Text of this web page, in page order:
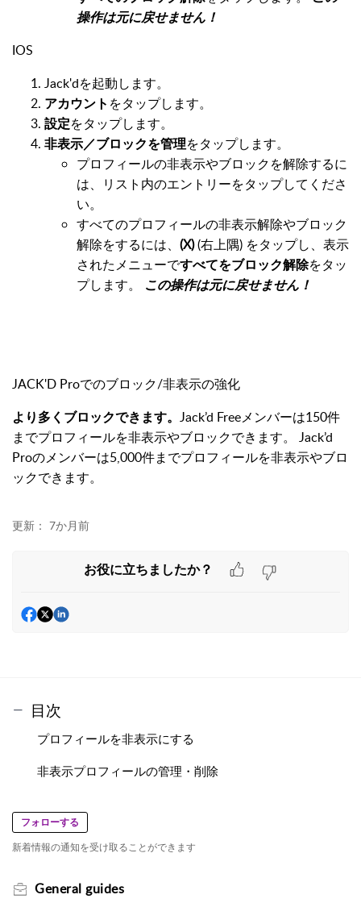
操作は元に戻せません！
IOS
Jack'dを起動します。
アカウント をタップします。
設定をタップします。
非表示／ブロックを管理をタップします。
プロフィールの非表示やブロックを解除するに
は、リスト内のエントリーをタップしてくださ
い。
すべてのプロフィールの非表示解除やブロック
解除をするには、 (X)(右上隅) をタップし、表示
されたメニューですべてをブロック解除をタッ
プします。 この操作は元に戻せません！
JACK'D Proでのブロック/非表示の強化
より多くブロックできます。 Jack’d Freeメンバーは150件
までプロフィールを非表示やブロックできます。 Jack’d
Proのメンバーは5,000件までプロフィールを非表示やブロ
ックできます。
更新： 7か月前
お役に立ちましたか？
目次
プロフィールを非表示にする
非表示プロフィールの管理・削除
フォローする
新着情報の通知を受け取ることができます
General guides